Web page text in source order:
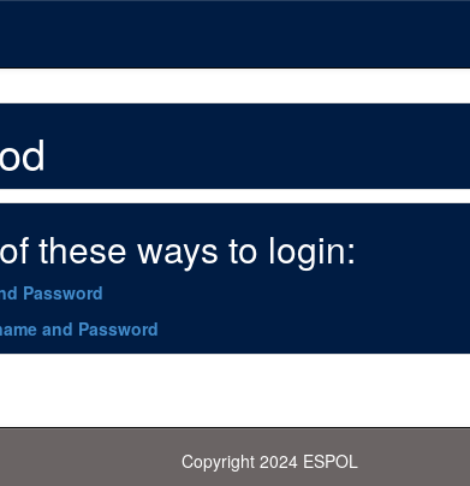
these ways to login:
Password
and Password
Copyright 2024 ESPOL